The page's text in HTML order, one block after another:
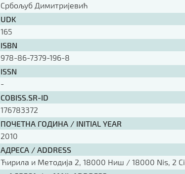
Србољуб Димитријевић
UDK
165
ISBN
978-86-7379-196-8
ISSN
-
COBISS.SR-ID
176783372
ПОЧЕТНА ГОДИНА / INITIAL YEAR
2010
АДРЕСА / ADDRESS
Ћирила и Методија 2, 18000 Ниш / 18000 Nis, 2